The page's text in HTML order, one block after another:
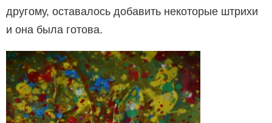
другому, оставалось добавить некоторые штрихи
и она была готова.